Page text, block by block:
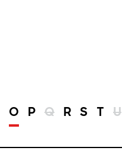
O P Q R S T U